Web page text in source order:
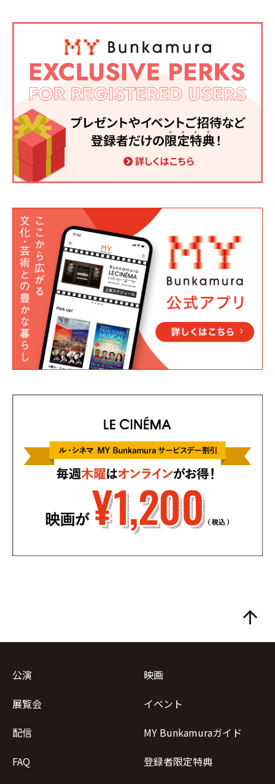
arrow_upward
公演
映画
展覧会
イベント
配信
MY Bunkamuraガイド
FAQ
登録者限定特典